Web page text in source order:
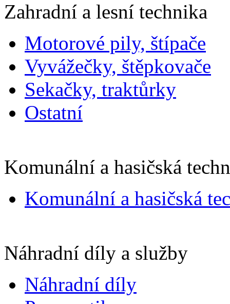
Zahradní a lesní technika
Motorové pily, štípače
Vyvážečky, štěpkovače
Sekačky, traktůrky
Ostatní
Komunální a hasičská
Komunální a hasičská
Náhradní díly a služby
Náhradní díly